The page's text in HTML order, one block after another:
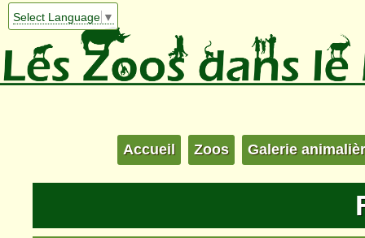
Select Language ▼
Accueil Zoos Galerie